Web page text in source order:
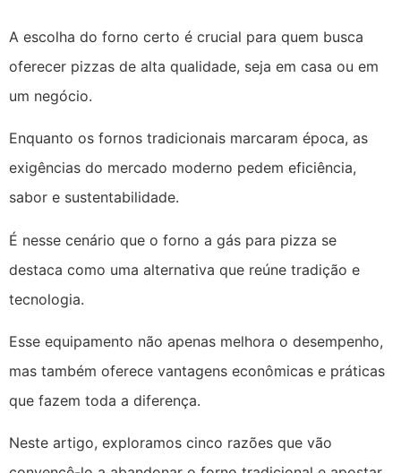
A escolha do forno certo é crucial para quem busca
oferecer pizzas de alta qualidade, seja em casa ou em
um negócio.
Enquanto os fornos tradicionais marcaram época, as
exigências do mercado moderno pedem eficiência,
sabor e sustentabilidade.
É nesse cenário que o forno a gás para pizza se
destaca como uma alternativa que reúne tradição e
tecnologia.
Esse equipamento não apenas melhora o desempenho,
mas também oferece vantagens econômicas e práticas
que fazem toda a diferença.
Neste artigo, exploramos cinco razões que vão